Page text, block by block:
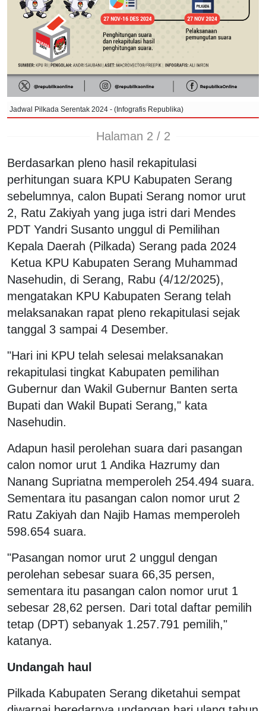
Jadwal Pilkada Serentak 2024 - (Infografis Republika)
Halaman 2 / 2
Berdasarkan pleno hasil rekapitulasi
perhitungan suara KPU Kabupaten Serang
sebelumnya, calon Bupati Serang nomor urut
2, Ratu Zakiyah yang juga istri dari Mendes
PDT Yandri Susanto unggul di Pemilihan
Kepala Daerah (Pilkada) Serang pada 2024
Ketua KPU Kabupaten Serang Muhammad
Nasehudin, di Serang, Rabu (4/12/2025),
mengatakan KPU Kabupaten Serang telah
melaksanakan rapat pleno rekapitulasi sejak
tanggal 3 sampai 4 Desember.
"Hari ini KPU telah selesai melaksanakan
rekapitulasi tingkat Kabupaten pemilihan
Gubernur dan Wakil Gubernur Banten serta
Bupati dan Wakil Bupati Serang," kata
Nasehudin.
Adapun hasil perolehan suara dari pasangan
calon nomor urut 1 Andika Hazrumy dan
Nanang Supriatna memperoleh 254.494 suara.
Sementara itu pasangan calon nomor urut 2
Ratu Zakiyah dan Najib Hamas memperoleh
598.654 suara.
"Pasangan nomor urut 2 unggul dengan
perolehan sebesar suara 66,35 persen,
sementara itu pasangan calon nomor urut 1
sebesar 28,62 persen. Dari total daftar pemilih
tetap (DPT) sebanyak 1.257.791 pemilih,"
katanya.
Undangah haul
Pilkada Kabupaten Serang diketahui sempat